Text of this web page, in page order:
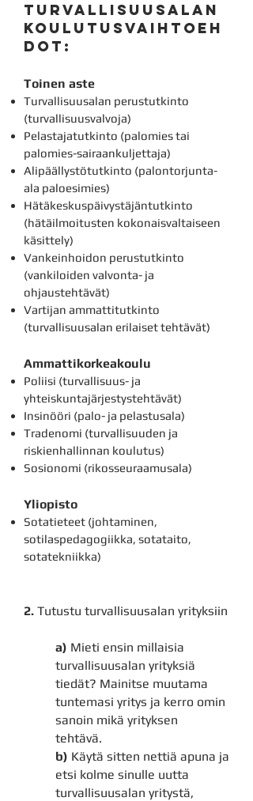
Tu rvallisuusalan
Koulutusvaihtoeh
dot:
Toinen aste
Turvallisuusalan perustutkinto
(turvallisuusvalvoja)
Pelastajatutkinto (palomies tai
palomies-sairaankuljettaja)
Alipäällystötutkinto (palontorjunta-
ala paloesimies)
Hätäkeskuspäivystäjäntutkinto
(hätäilmoitusten kokonaisvaltaiseen
käsittely)
Vankeinhoidon perustutkinto
(vankiloiden valvonta- ja
ohjaustehtävät)
Vartijan ammattitutkinto
(turvallisuusalan erilaiset tehtävät)
Ammattikorkeakoulu
Poliisi (turvallisuus- ja
yhteiskuntajärjestystehtävät)
Insinööri (palo- ja pelastusala)
Tradenomi (turvallisuuden ja
riskienhallinnan koulutus)
Sosionomi (rikosseuraamusala)
Yliopisto
Sotatieteet (johtaminen,
sotilaspedagogiikka, sotataito,
sotatekniikka)
2. Tutustu turvallisuusalan yrityksiin
a) Mieti ensin millaisia
turvallisuusalan yrityksiä
tiedät? Mainitse muutama
tuntemasi yritys ja kerro omin
sanoin mikä yrityksen
tehtävä.
b) Käytä sitten nettiä apuna ja
etsi kolme sinulle uutta
turvallisuusalan yritystä,